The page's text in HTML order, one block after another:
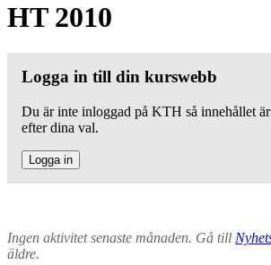
HT 2010
Logga in till din kurswebb
Du är inte inloggad på KTH så innehållet är
efter dina val.
Logga in
Ingen aktivitet senaste månaden. Gå till
äldre.